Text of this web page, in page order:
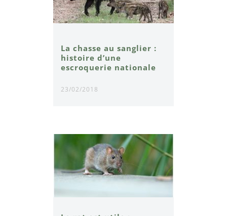
La chasse au sanglier :
histoire d’une
escroquerie nationale
23/02/2018